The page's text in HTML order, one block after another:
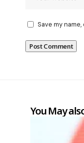
Save my
You May